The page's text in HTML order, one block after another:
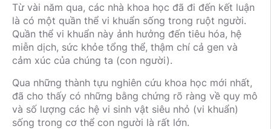
Từ vài năm qua, các nhà khoa học đã đi đến kết luận
là có một quần thể vi khuẩn sống trong ruột người.
Quần thể vi khuẩn này ảnh hưởng đến tiêu hóa, hệ
miễn dịch, sức khỏe tổng thể, thậm chí cả gen và
cảm xúc của chúng ta (con người).
Qua những thành tựu nghiên cứu khoa học mới nhất,
đã cho thấy có những bằng chứng rõ ràng về quy mô
và số lượng các hệ vi sinh vật siêu nhỏ (vi khuẩn)
sống trong cơ thể con người là rất lớn.